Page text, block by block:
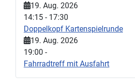
19. Aug. 2026
14:15 - 17:30
Doppelkopf Kartenspielrunde
19. Aug. 2026
19:00 -
Fahrradtreff mit Ausfahrt